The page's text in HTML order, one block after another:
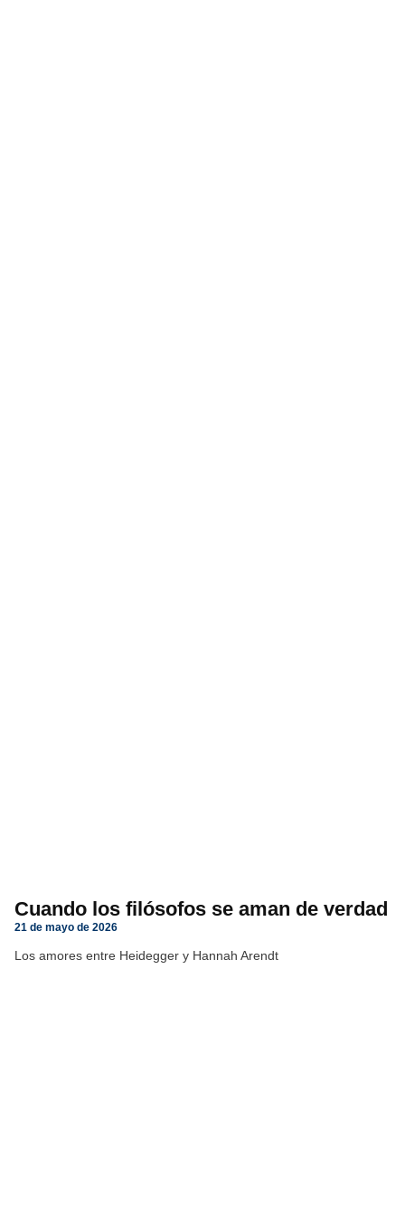
Cuando los filósofos se aman de verdad
21 de mayo de 2026
Los amores entre Heidegger y Hannah Arendt